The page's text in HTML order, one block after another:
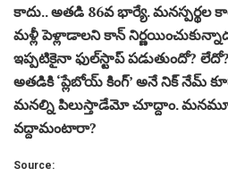
కాదు.. అతడి 86వ భార్యే.
మళ్లీ పెళ్లాడాలని కాన్
ఇప్పటికైనా ఫుల్‌స్టాప్ పడుతుందో?
అతడికి ‘ప్లేబోయ్ కింగ్’ అనే నిక్ నేమ్
మనల్ని పిలుస్తాడేమో చూద్దాం. మనమూ
వద్దామంటారా?
Source: